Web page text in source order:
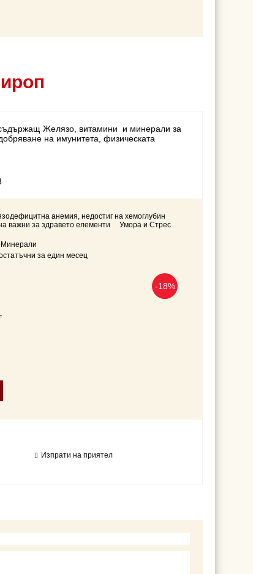
Желязо, витамини и минерали за
на имунитета, физическата
анемия, недостиг на хемоглубин
важни за здравето елементи
Умора и Стрес
Минерали
за един месец
-18%
Изпрати на приятел